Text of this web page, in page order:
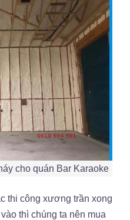
cho quán Bar Karaoke
thi công xương trần xong
thì chúng ta nên mua